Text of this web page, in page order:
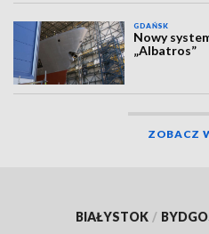
GDAŃSK
Nowy
„Albatros”
ZOBACZ
BIAŁYSTOK /